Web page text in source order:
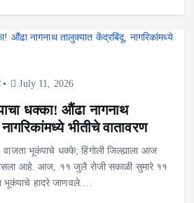
July 11, 2026
धक्का! औंढा नागनाथ
भीतीचे वातावरण
वाजता भूकंपाचे धक्के; हिंगोली जिल्ह्याला आज
बसला आहे. आज, ११ जुलै रोजी सकाळी सुमारे ११
भूकंपाचे हादरे जाणवले.…